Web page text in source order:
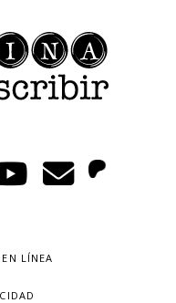
LÍNEA